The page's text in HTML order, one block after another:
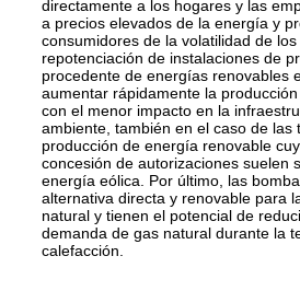
directamente a los hogares y las
a precios elevados de la energía y
consumidores de la volatilidad de
repotenciación de instalaciones de
procedente de energías renovables
aumentar rápidamente la
con el menor impacto en la
ambiente, también en el caso de las
producción de energía renovable
concesión de autorizaciones suelen
energía eólica. Por último, las
alternativa directa y renovable para
natural y tienen el potencial de
demanda de gas natural durante la
calefacción.